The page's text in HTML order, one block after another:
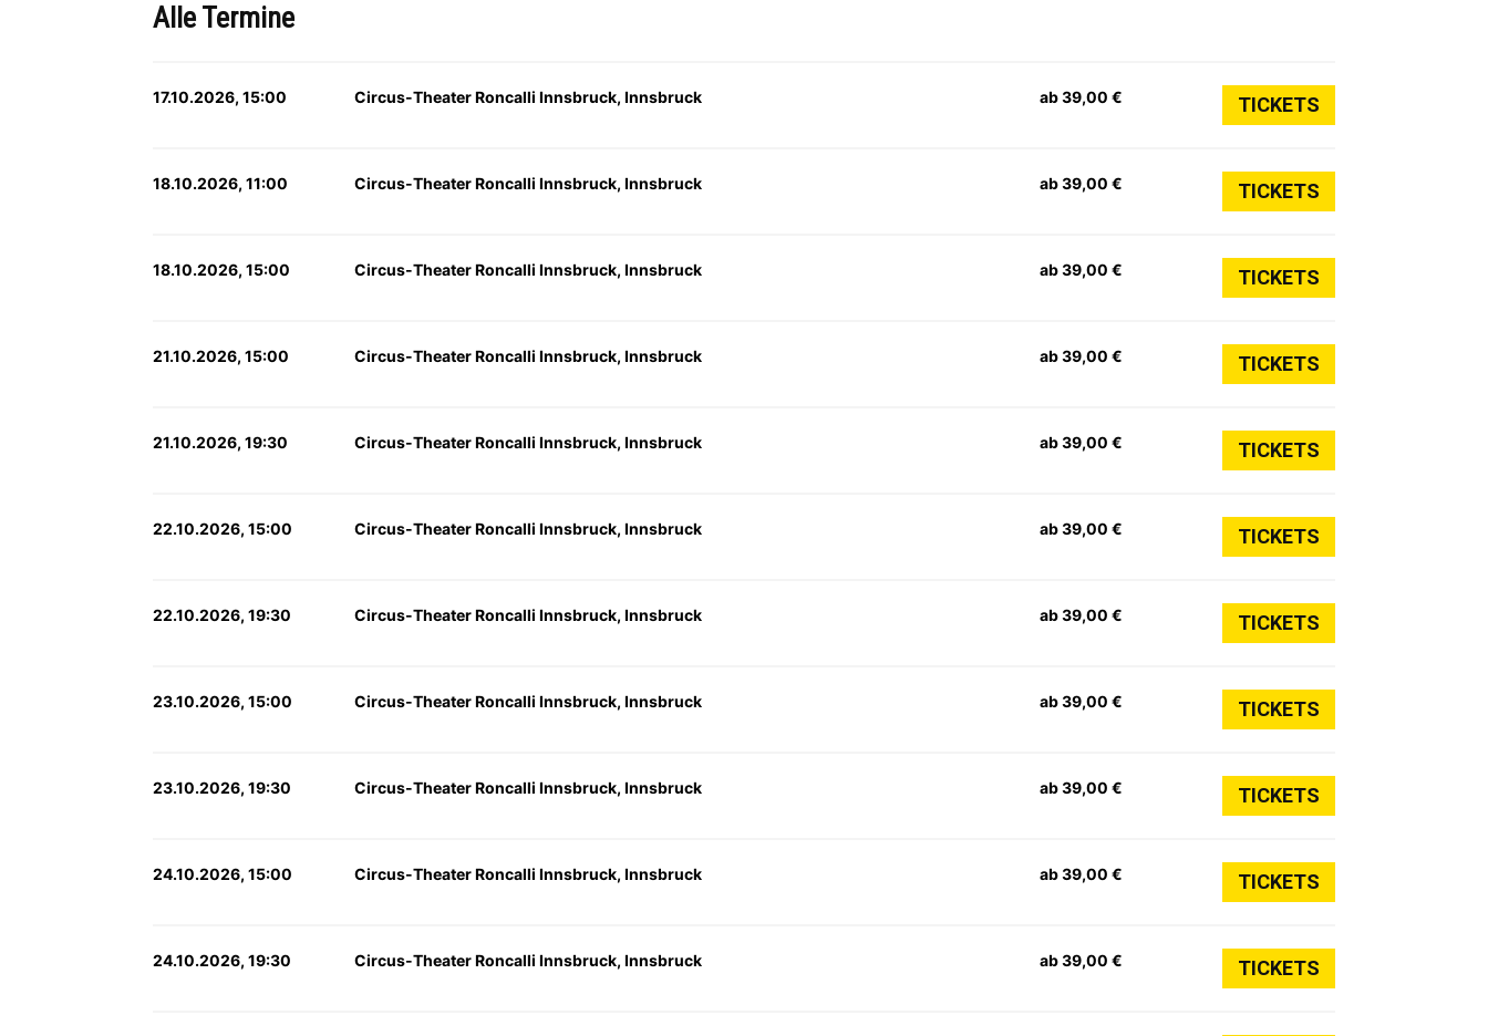
Alle Termine
17.10.2026, 15:00 Circus-Theater Roncalli Innsbruck, Innsbruck ab 39,00 € TICKETS
18.10.2026, 11:00 Circus-Theater Roncalli Innsbruck, Innsbruck ab 39,00 € TICKETS
18.10.2026, 15:00 Circus-Theater Roncalli Innsbruck, Innsbruck ab 39,00 € TICKETS
21.10.2026, 15:00 Circus-Theater Roncalli Innsbruck, Innsbruck ab 39,00 € TICKETS
21.10.2026, 19:30 Circus-Theater Roncalli Innsbruck, Innsbruck ab 39,00 € TICKETS
22.10.2026, 15:00 Circus-Theater Roncalli Innsbruck, Innsbruck ab 39,00 € TICKETS
22.10.2026, 19:30 Circus-Theater Roncalli Innsbruck, Innsbruck ab 39,00 € TICKETS
23.10.2026, 15:00 Circus-Theater Roncalli Innsbruck, Innsbruck ab 39,00 € TICKETS
23.10.2026, 19:30 Circus-Theater Roncalli Innsbruck, Innsbruck ab 39,00 € TICKETS
24.10.2026, 15:00 Circus-Theater Roncalli Innsbruck, Innsbruck ab 39,00 € TICKETS
24.10.2026, 19:30 Circus-Theater Roncalli Innsbruck, Innsbruck ab 39,00 € TICKETS